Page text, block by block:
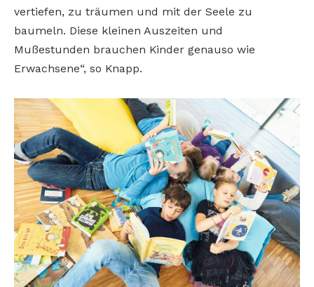
vertiefen, zu träumen und mit der Seele zu
baumeln. Diese kleinen Auszeiten und
Mußestunden brauchen Kinder genauso wie
Erwachsene“, so Knapp.